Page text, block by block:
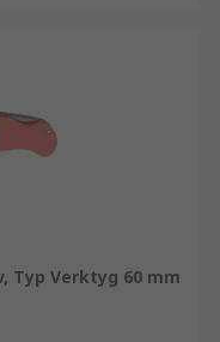
Typ Verktyg 60 mm